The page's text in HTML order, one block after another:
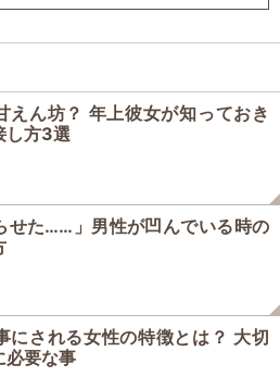
えん坊？ 年上彼女が知っておき
し方3選
せた……」男性が凹んでいる時の
にされる女性の特徴とは？ 大切
必要な事